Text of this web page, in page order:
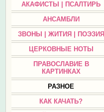
АКАФИСТЫ | ПСАЛТИРЬ
АНСАМБЛИ
ЗВОНЫ | ЖИТИЯ | ПОЭЗИЯ
ЦЕРКОВНЫЕ НОТЫ
ПРАВОСЛАВИЕ В
КАРТИНКАХ
РАЗНОЕ
КАК КАЧАТЬ?